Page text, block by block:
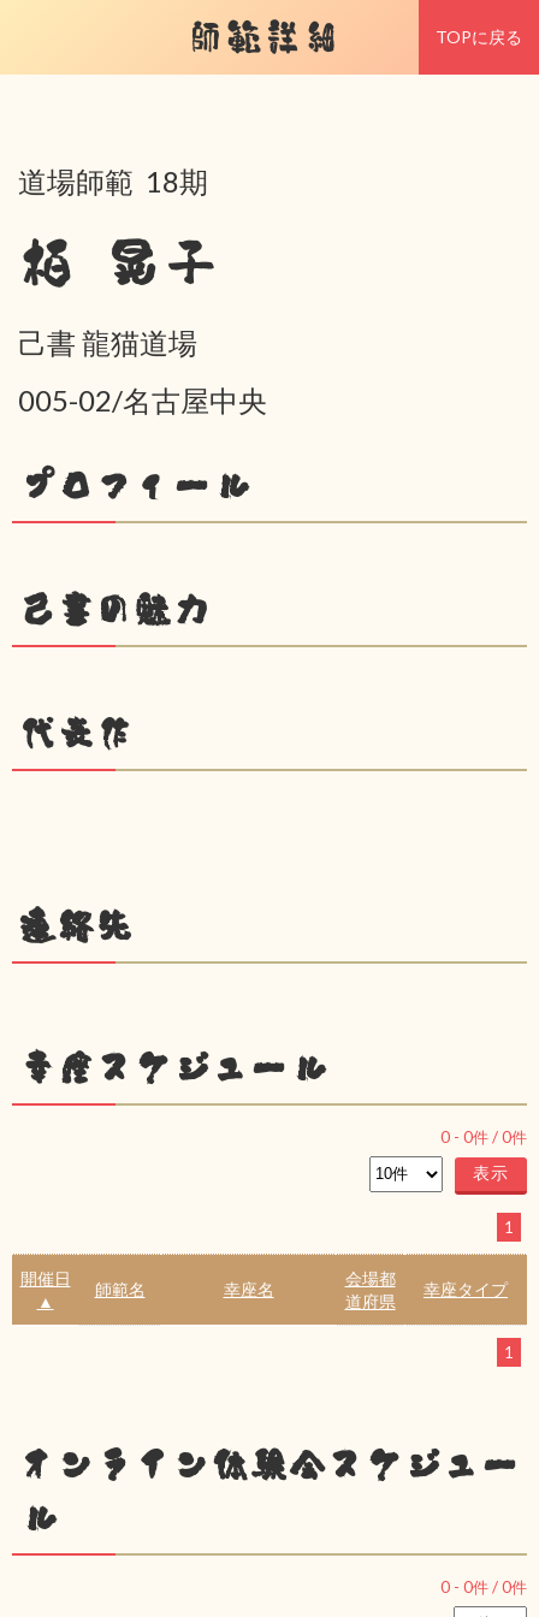
師範詳細 TOPに戻る
道場師範 18期
栢 晃子
己書 龍猫道場
005-02/名古屋中央
プロフィール
己書の魅力
代表作
連絡先
幸座スケジュール
0 - 0件 /0件
1
開催日
▲
師範名 幸座名
会場都
道府県
幸座タイプ
1
オンライン体験会スケジュー
ル
0 - 0件 /0件